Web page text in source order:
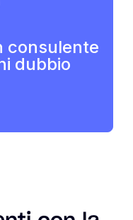
consulente
dubbio